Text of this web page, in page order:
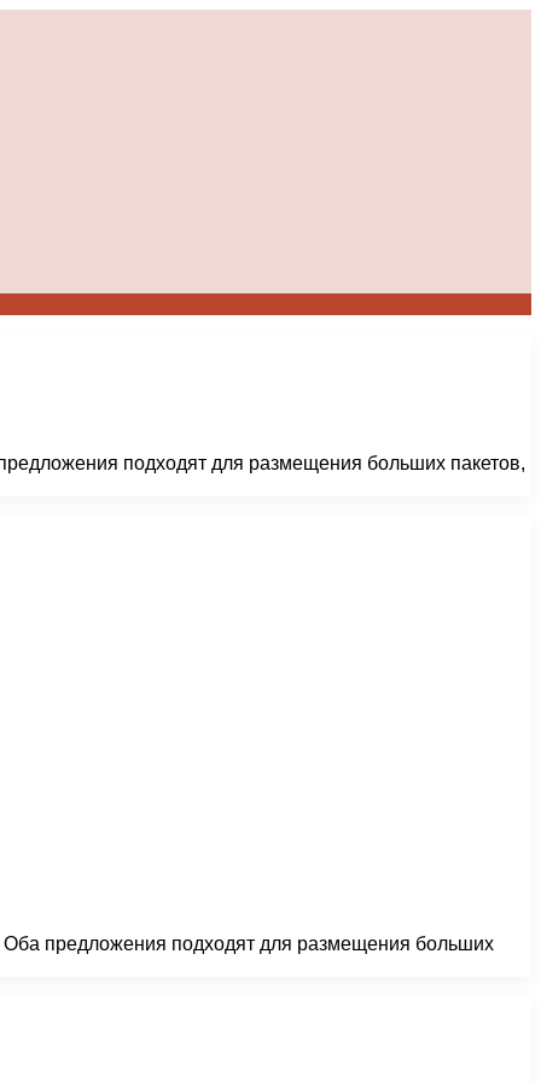
подходят для размещения больших пакетов,
предложения подходят для размещения больших